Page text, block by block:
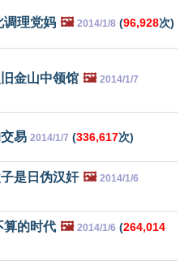
调理党妈 🖼️ 2014/1/8 (96,928次)
金山中领馆 🖼️ 2014/1/7
易 2014/1/7 (336,617次)
是日伪汉奸 🖼️ 2014/1/6
算的时代 🖼️ 2014/1/6 (264,014